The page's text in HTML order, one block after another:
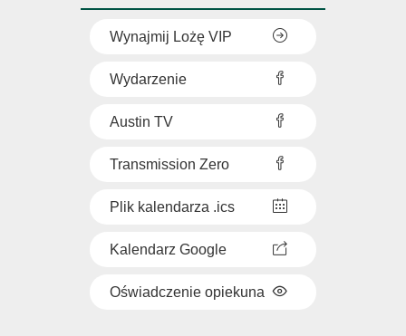
Wynajmij Lożę VIP
Wydarzenie
Austin TV
Transmission Zero
Plik kalendarza .ics
Kalendarz Google
Oświadczenie opiekuna